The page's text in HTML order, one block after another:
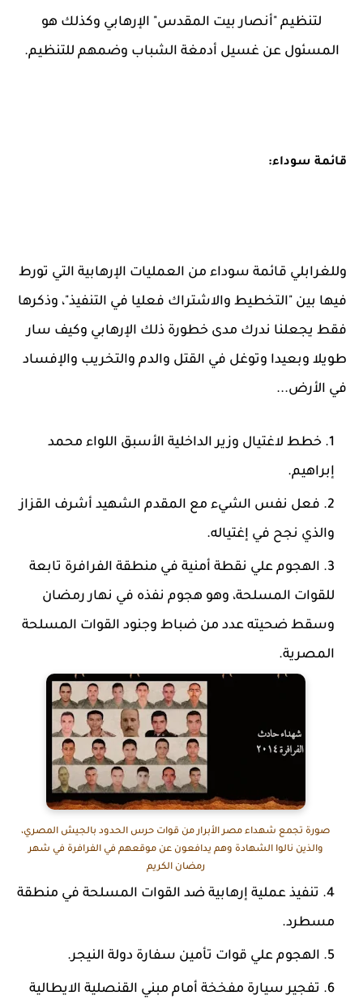
لتنظيم "أنصار بيت المقدس" الإرهابي وكذلك هو
المسئول عن غسيل أدمغة الشباب وضمهم للتنظيم.
قائمة سوداء:
وللغرابلي قائمة سوداء من العمليات الإرهابية التي تورط
فيها بين "التخطيط والاشتراك فعليا في التنفيذ"، وذكرها
فقط يجعلنا ندرك مدى خطورة ذلك الإرهابي وكيف سار
طويلا وبعيدا وتوغل في القتل والدم والتخريب والإفساد
في الأرض...
خطط لاغتيال وزير الداخلية الأسبق اللواء محمد
إبراهيم.
فعل نفس الشيء مع المقدم الشهيد أشرف القزاز
والذي نجح في إغتياله.
الهجوم علي نقطة أمنية في منطقة الفرافرة تابعة
للقوات المسلحة، وهو هجوم نفذه في نهار رمضان
وسقط ضحيته عدد من ضباط وجنود القوات المسلحة
المصرية.
صورة تجمع شهداء مصر الأبرار من قوات حرس الحدود بالجيش المصري،
والذين نالوا الشهادة وهم يدافعون عن موقعهم في الفرافرة في شهر
رمضان الكريم
تنفيذ عملية إرهابية ضد القوات المسلحة في منطقة
مسطرد.
الهجوم علي قوات تأمين سفارة دولة النيجر.
تفجير سيارة مفخخة أمام مبني القنصلية الايطالية